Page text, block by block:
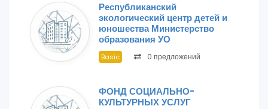
Республиканский
экологический центр детей и
юношества Министерство
образования УО
Basic 0 предложений
ФОНД СОЦИАЛЬНО-
КУЛЬТУРНЫХ УСЛУГ